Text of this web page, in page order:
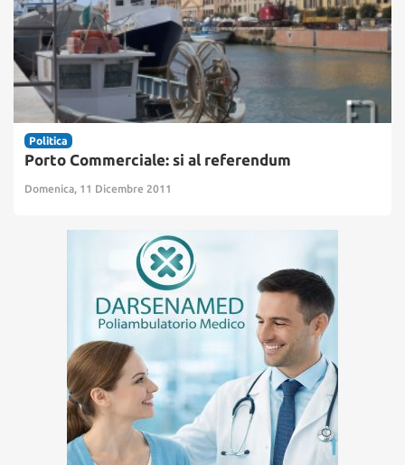
Politica
Porto Commerciale: si al referendum
Domenica, 11 Dicembre 2011